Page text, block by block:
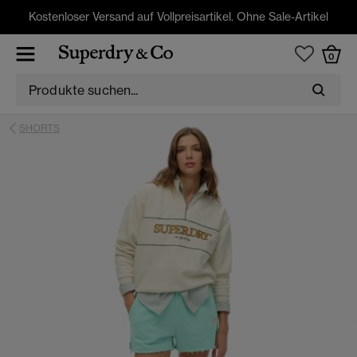
Kostenloser Versand auf Vollpreisartikel. Ohne Sale-Artikel
0
SHORTS